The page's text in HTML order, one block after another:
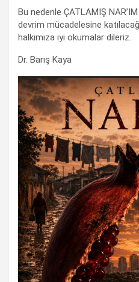
Bu nedenle ÇATLAMIŞ
devrim mücadelesine
halkımıza iyi okumalar dileriz.
Dr. Barış Kaya